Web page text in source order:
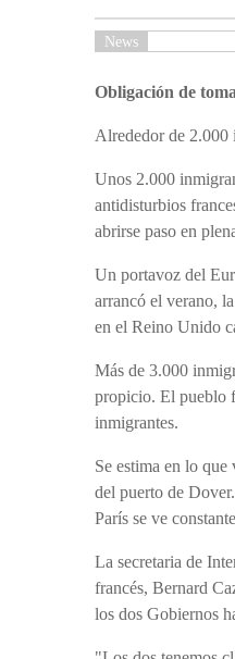
News
Obligación de
Alrededor de 2.000
Unos 2.000
antidisturbios
abrirse paso en
Un portavoz del
arrancó el verano,
en el Reino Unido
Más de 3.000
propicio. El pueblo
inmigrantes.
Se estima en lo
del puerto de
París se ve
La secretaria de
francés, Bernard
los dos Gobiernos